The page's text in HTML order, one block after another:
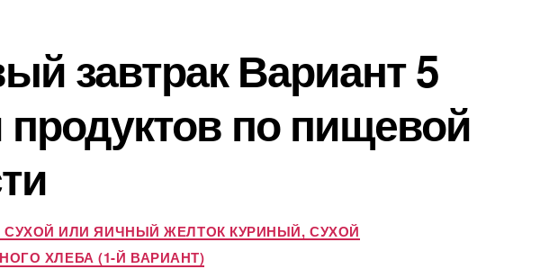
завтрак Вариант 5
по пищевой
ИЛИ ЯИЧНЫЙ ЖЕЛТОК КУРИНЫЙ, СУХОЙ
ХЛЕБА (1-Й ВАРИАНТ)